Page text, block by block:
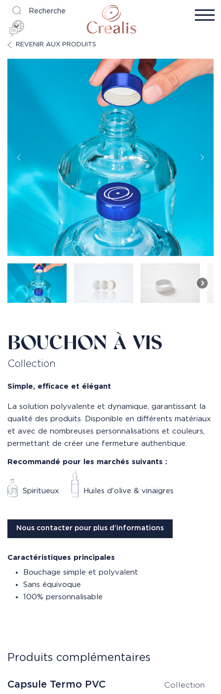
Recherche
REVENIR AUX PRODUITS
BOUCHON À VIS
Collection
Simple, efficace et élégant
La solution polyvalente et dynamique, garantissant la
qualité des produits. Disponible en différents matériaux
et avec de nombreuses personnalisations et couleurs,
permettant de créer une fermeture authentique.
Recommandé pour les marchés suivants :
Spiritueux Huiles d'olive & vinaigres
Nous contacter pour plus d’informations
Caractéristiques principales
Bouchage simple et polyvalent
Sans équivoque
100% personnalisable
Produits complémentaires
Capsule Termo PVC Collection